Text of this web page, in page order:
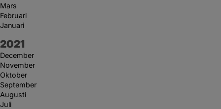
Mars
Februari
Januari
År:
2021
December
November
Oktober
September
Augusti
Juli